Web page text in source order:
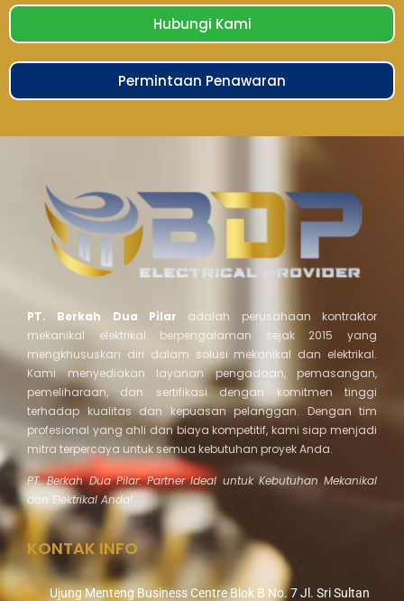
Hubungi Kami
Permintaan Penawaran
PT. Berkah Dua Pilar adalah perusahaan kontraktor
mekanikal elektrikal berpengalaman sejak 2015 yang
mengkhususkan diri dalam solusi mekanikal dan elektrikal.
Kami menyediakan layanan pengadaan, pemasangan,
pemeliharaan, dan sertifikasi dengan komitmen tinggi
terhadap kualitas dan kepuasan pelanggan. Dengan tim
profesional yang ahli dan biaya kompetitif, kami siap menjadi
mitra terpercaya untuk semua kebutuhan proyek Anda.
PT. Berkah Dua Pilar: Partner Ideal untuk Kebutuhan Mekanikal
dan Elektrikal Anda!
KONTAK INFO
Ujung Menteng Business Centre Blok B No. 7 Jl. Sri Sultan